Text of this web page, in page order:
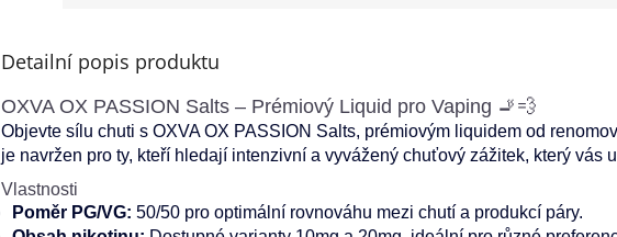
Detailní popis produktu
OXVA OX PASSION Salts – Prémiový Liquid pro Vaping 🚬💨
Objevte sílu chuti s OXVA OX PASSION Salts, prémiovým liquidem od
je navržen pro ty, kteří hledají intenzivní a vyvážený chuťový zážitek, který vás
Vlastnosti
Poměr PG/VG: 50/50 pro optimální rovnováhu mezi chutí a produkcí páry.